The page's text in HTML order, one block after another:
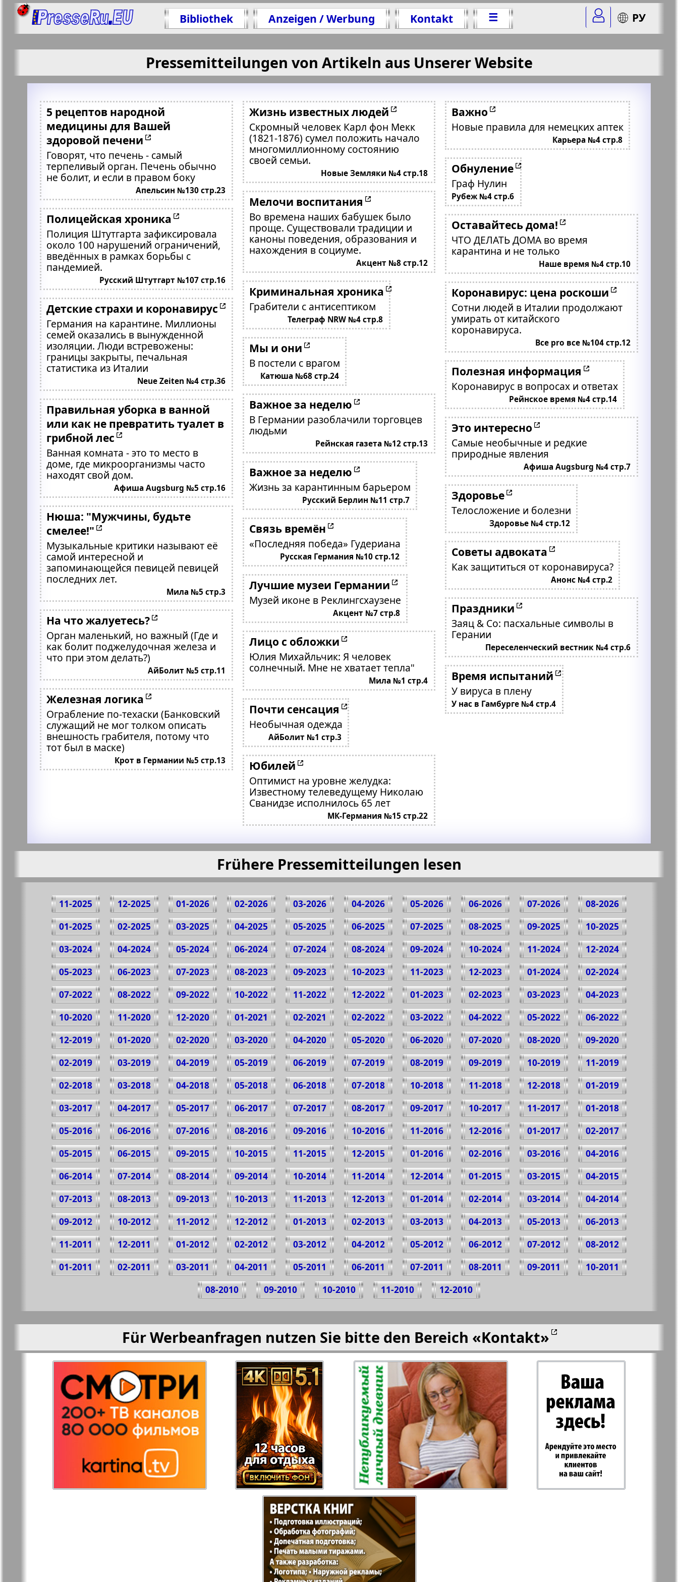
Bibliothek Anzeigen / Werbung Kontakt ☰ РУ
Pressemitteilungen von Artikeln aus Unserer Website
5 рецептов народной
медицины для Вашей
здоровой печени
Говорят, что печень - самый
терпеливый орган. Печень обычно
не болит, и если в правом боку
Апельсин №130 стр.23
Полицейская хроника
Полиция Штутгарта зафиксировала
около 100 нарушений ограничений,
введённых в рамках борьбы с
пандемией.
Русский Штутгарт №107 стр.16
Детские страхи и коронавирус
Германия на карантине. Миллионы
семей оказались в вынужденной
изоляции. Люди встревожены:
границы закрыты, печальная
статистика из Италии
Neue Zeiten №4 стр.36
Правильная уборка в ванной
или как не превратить туалет в
грибной лес
Ванная комната - это то место в
доме, где микроорганизмы часто
находят свой дом.
Афиша Augsburg №5 стр.16
Нюша: "Мужчины, будьте
смелее!"
Музыкальные критики называют её
самой интересной и
запоминающейся певицей певицей
последних лет.
Мила №5 стр.3
На что жалуетесь?
Орган маленький, но важный (Где и
как болит поджелудочная железа и
что при этом делать?)
АйБолит №5 стр.11
Железная логика
Ограбление по-техаски (Банковский
служащий не мог толком описать
внешность грабителя, потому что
тот был в маске)
Крот в Германии №5 стр.13
Жизнь известных людей
Скромный человек Карл фон Мекк
(1821-1876) сумел положить начало
многомиллионному состоянию
своей семьи.
Новые Земляки №4 стр.18
Мелочи воспитания
Во времена наших бабушек было
проще. Существовали традиции и
каноны поведения, образования и
нахождения в социуме.
Акцент №8 стр.12
Криминальная хроника
Грабители с антисептиком
Телеграф NRW №4 стр.8
Мы и они
В постели с врагом
Катюша №68 стр.24
Важное за неделю
В Германии разоблачили торговцев
людьми
Рейнская газета №12 стр.13
Важное за неделю
Жизнь за карантинным барьером
Русский Берлин №11 стр.7
Связь времён
«Последняя победа» Гудериана
Русская Германия №10 стр.12
Лучшие музеи Германии
Музей иконе в Реклингсхаузене
Акцент №7 стр.8
Лицо с обложки
Юлия Михайльчик: Я человек
солнечный. Мне не хватает тепла"
Мила №1 стр.4
Почти сенсация
Необычная одежда
АйБолит №1 стр.3
Юбилей
Оптимист на уровне желудка:
Известному телеведущему Николаю
Сванидзе исполнилось 65 лет
МК-Германия №15 стр.22
Важно
Новые правила для немецких аптек
Карьера №4 стр.8
Обнуление
Граф Нулин
Рубеж №4 стр.6
Оставайтесь дома!
ЧТО ДЕЛАТЬ ДОМА во время
карантина и не только
Наше время №4 стр.10
Коронавирус: цена роскоши
Сотни людей в Италии продолжают
умирать от китайского
коронавируса.
Все pro все №104 стр.12
Полезная информация
Коронавирус в вопросах и ответах
Рейнское время №4 стр.14
Это интересно
Самые необычные и редкие
природные явления
Афиша Augsburg №4 стр.7
Здоровье
Телосложение и болезни
Здоровье №4 стр.12
Советы адвоката
Как защититься от коронавируса?
Анонс №4 стр.2
Праздники
Заяц & Co: пасхальные символы в
Герании
Переселенческий вестник №4 стр.6
Время испытаний
У вируса в плену
У нас в Гамбурге №4 стр.4
Frühere Pressemitteilungen lesen
08-2026
07-2026
06-2026
05-2026
04-2026
03-2026
02-2026
01-2026
12-2025
11-2025
10-2025
09-2025
08-2025
07-2025
06-2025
05-2025
04-2025
03-2025
02-2025
01-2025
12-2024
11-2024
10-2024
09-2024
08-2024
07-2024
06-2024
05-2024
04-2024
03-2024
02-2024
01-2024
12-2023
11-2023
10-2023
09-2023
08-2023
07-2023
06-2023
05-2023
04-2023
03-2023
02-2023
01-2023
12-2022
11-2022
10-2022
09-2022
08-2022
07-2022
06-2022
05-2022
04-2022
03-2022
02-2022
02-2021
01-2021
12-2020
11-2020
10-2020
09-2020
08-2020
07-2020
06-2020
05-2020
04-2020
03-2020
02-2020
01-2020
12-2019
11-2019
10-2019
09-2019
08-2019
07-2019
06-2019
05-2019
04-2019
03-2019
02-2019
01-2019
12-2018
11-2018
10-2018
07-2018
06-2018
05-2018
04-2018
03-2018
02-2018
01-2018
11-2017
10-2017
09-2017
08-2017
07-2017
06-2017
05-2017
04-2017
03-2017
02-2017
01-2017
12-2016
11-2016
10-2016
09-2016
08-2016
07-2016
06-2016
05-2016
04-2016
03-2016
02-2016
01-2016
12-2015
11-2015
10-2015
09-2015
06-2015
05-2015
04-2015
03-2015
01-2015
12-2014
11-2014
10-2014
09-2014
08-2014
07-2014
06-2014
04-2014
03-2014
02-2014
01-2014
12-2013
11-2013
10-2013
09-2013
08-2013
07-2013
06-2013
05-2013
04-2013
03-2013
02-2013
01-2013
12-2012
11-2012
10-2012
09-2012
08-2012
07-2012
06-2012
05-2012
04-2012
03-2012
02-2012
01-2012
12-2011
11-2011
10-2011
09-2011
08-2011
07-2011
06-2011
05-2011
04-2011
03-2011
02-2011
01-2011
12-2010
11-2010
10-2010
09-2010
08-2010
Für Werbeanfragen nutzen Sie bitte den Bereich «Kontakt»